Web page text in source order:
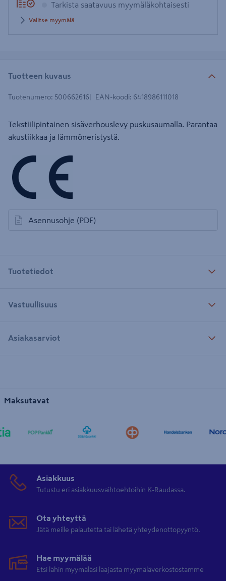
Tarkista saatavuus myymäläkohtaisesti
Valitse myymälä
Tuotteen kuvaus
Tuotenumero: 500662616 EAN-koodi: 6418986111018
Tekstiilipintainen sisäverhouslevy puskusaumalla. Parantaa
akustiikkaa ja lämmöneristystä.
Asennusohje (PDF)
avautuu uuteen välilehteen
Tuotetiedot
Vastuullisuus
Asiakasarviot
Maksutavat
Asiakkuus
Tutustu eri asiakkuusvaihtoehtoihin K-Raudassa.
Ota yhteyttä
Jätä meille palautetta tai lähetä yhteydenottopyyntö.
Hae myymälää
Etsi lähin myymäläsi laajasta myymäläverkostostamme